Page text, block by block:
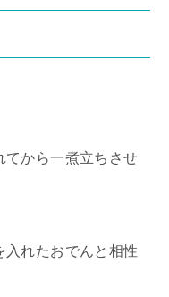
てから一煮立ちさせ
入れたおでんと相性